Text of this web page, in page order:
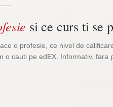
si ce curs ti se
o profesie, ce nivel de
o cauti pe edEX. Informativ, fara